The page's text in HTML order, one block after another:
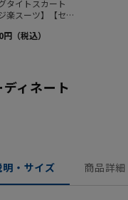
ィネート
明・サイズ 商品詳細